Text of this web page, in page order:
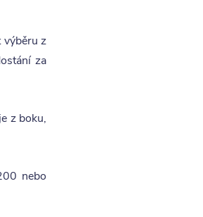
výběru z
za
z boku,
nebo